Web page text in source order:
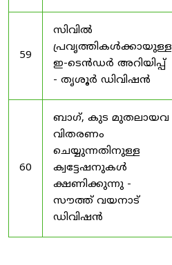
59
സിവിൽ
പ്രവൃത്തികൾക്കായുള്ള
ഇ-ടെൻഡർ അറിയിപ്പ്
- തൃശൂർ ഡിവിഷൻ
60
ബാഗ്, കുട മുതലായവ
വിതരണം
ചെയ്യുന്നതിനുള്ള
ക്വട്ടേഷനുകൾ
ക്ഷണിക്കുന്നു -
സൗത്ത് വയനാട്
ഡിവിഷൻ